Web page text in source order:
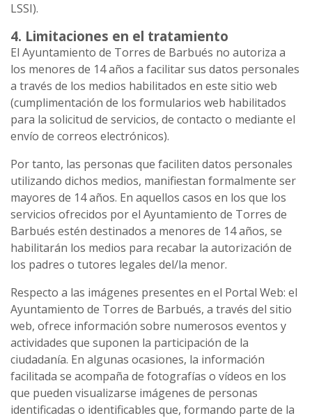
LSSI).
4. Limitaciones en el tratamiento
El Ayuntamiento de Torres de Barbués no autoriza a
los menores de 14 años a facilitar sus datos personales
a través de los medios habilitados en este sitio web
(cumplimentación de los formularios web habilitados
para la solicitud de servicios, de contacto o mediante el
envío de correos electrónicos).
Por tanto, las personas que faciliten datos personales
utilizando dichos medios, manifiestan formalmente ser
mayores de 14 años. En aquellos casos en los que los
servicios ofrecidos por el Ayuntamiento de Torres de
Barbués estén destinados a menores de 14 años, se
habilitarán los medios para recabar la autorización de
los padres o tutores legales del/la menor.
Respecto a las imágenes presentes en el Portal Web: el
Ayuntamiento de Torres de Barbués, a través del sitio
web, ofrece información sobre numerosos eventos y
actividades que suponen la participación de la
ciudadanía. En algunas ocasiones, la información
facilitada se acompaña de fotografías o vídeos en los
que pueden visualizarse imágenes de personas
identificadas o identificables que, formando parte de la